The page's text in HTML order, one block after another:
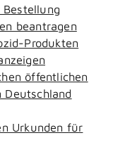
beantragen
Produkten
öffentlichen
Deutschland
Urkunden für